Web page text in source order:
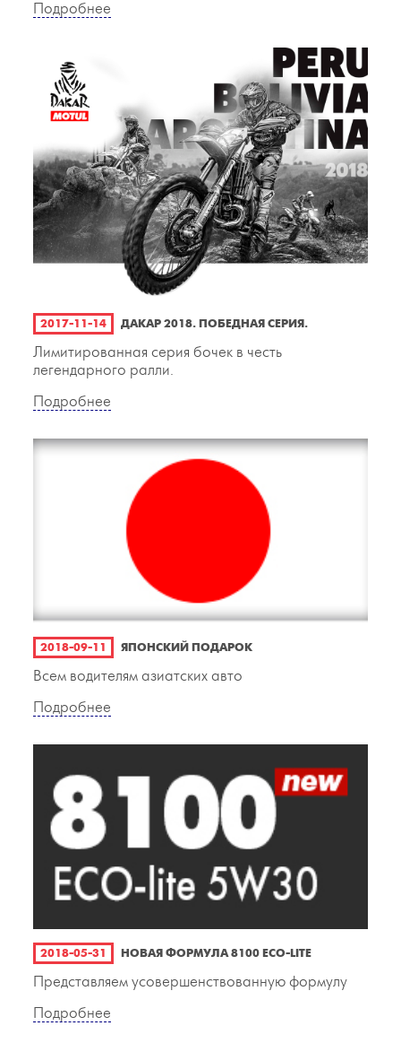
Подробнее
2017-11-14 ДАКАР 2018. ПОБЕДНАЯ СЕРИЯ.
Лимитированная серия бочек в честь
легендарного ралли.
Подробнее
2018-09-11 ЯПОНСКИЙ ПОДАРОК
Всем водителям азиатских авто
Подробнее
2018-05-31 НОВАЯ ФОРМУЛА 8100 ECO-LITE
Представляем усовершенствованную формулу
Подробнее